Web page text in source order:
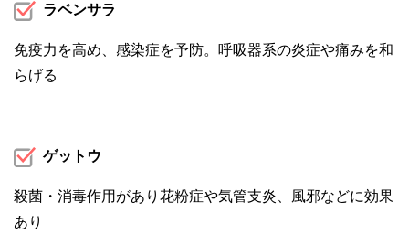
ラベンサラ
免疫力を高め、感染症を予防。呼吸器系の炎症や痛みを和
らげる
ゲットウ
殺菌・消毒作用があり花粉症や気管支炎、風邪などに効果
あり